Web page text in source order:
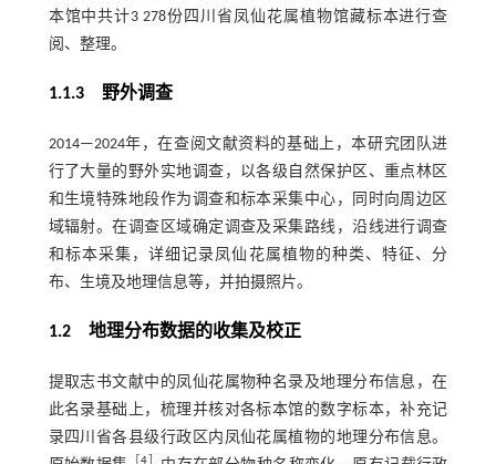
本馆中共计3 278份四川省凤仙花属植物馆藏标本进行查
阅、整理。
1.1.3 野外调查
2014—2024年，在查阅文献资料的基础上，本研究团队进
行了大量的野外实地调查，以各级自然保护区、重点林区
和生境特殊地段作为调查和标本采集中心，同时向周边区
域辐射。在调查区域确定调查及采集路线，沿线进行调查
和标本采集，详细记录凤仙花属植物的种类、特征、分
布、生境及地理信息等，并拍摄照片。
1.2地理分布数据的收集及校正
提取志书文献中的凤仙花属物种名录及地理分布信息，在
此名录基础上，梳理并核对各标本馆的数字标本，补充记
录四川省各县级行政区内凤仙花属植物的地理分布信息。
［4